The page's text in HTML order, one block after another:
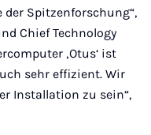
Spitzenforschung“,
Chief Technology
‚Otus‘ ist
sehr effizient. Wir
Installation zu sein“,